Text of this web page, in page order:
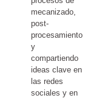
mecanizado,
post-
procesamiento
y
compartiendo
ideas clave en
las redes
sociales y en